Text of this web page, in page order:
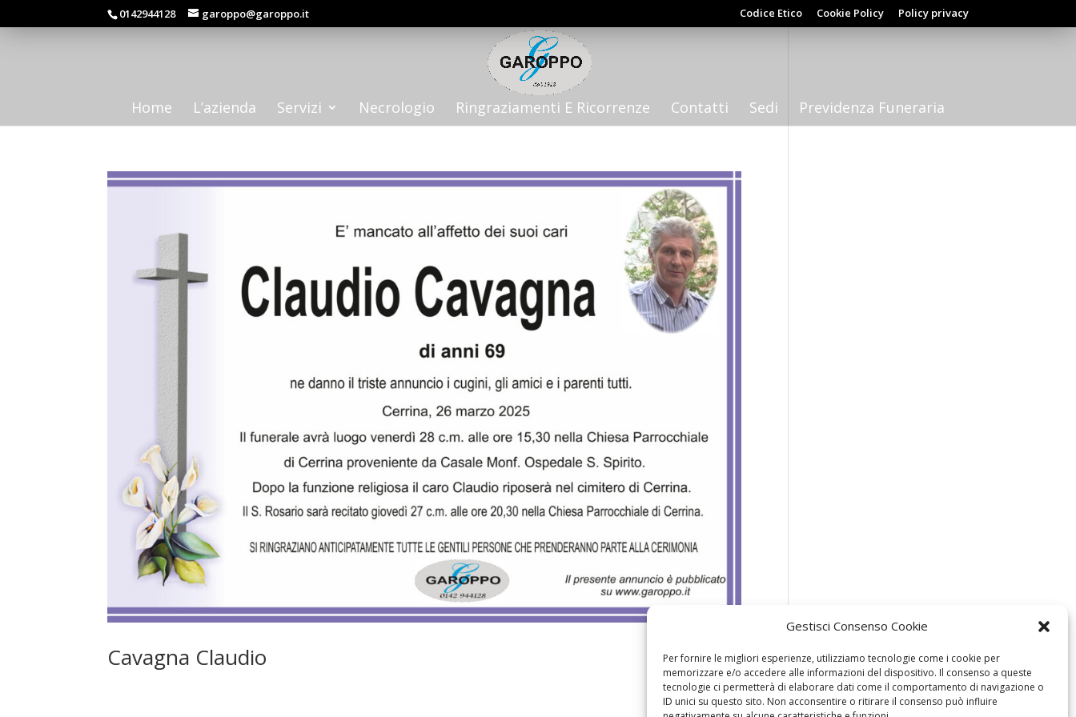
Gestisci Consenso Cookie
Per fornire le migliori esperienze, utilizziamo tecnologie come i cookie per
memorizzare e/o accedere alle informazioni del dispositivo. Il consenso a queste
tecnologie ci permetterà di elaborare dati come il comportamento di navigazione o
ID unici su questo sito. Non acconsentire o ritirare il consenso può influire
0142944128 garoppo@garoppo.it Codice Etico Cookie Policy Policy privacy
Home L’azienda Servizi Necrologio Ringraziamenti E Ricorrenze Contatti Sedi Previdenza Funeraria
Cavagna Claudio